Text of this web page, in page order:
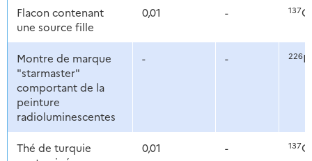
Flacon contenant
une source fille
0,01 - 137
Montre de marque
"starmaster"
comportant de la
peinture
radioluminescentes
- - 226
Thé de turquie
0,01 - 137